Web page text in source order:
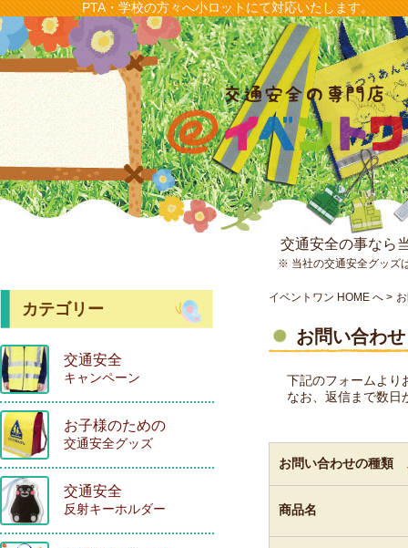
PTA・学校の方々へ小ロットにて対応いたします。
交通安全の事なら
※ 当社の交通安全グッズ
イベントワン HOME へ
お問い合わせ
下記のフォームより
なお、返信まで数日
お問い合わせの種類
商品名
カテゴリー
交通安全
キャンペーン
お子様のための
交通安全グッズ
交通安全
反射キーホルダー